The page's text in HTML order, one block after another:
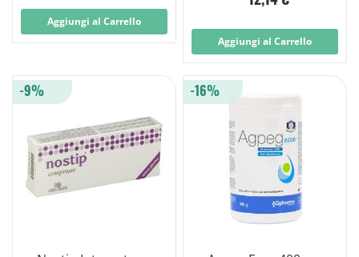
Aggiungi al Carrello
Aggiungi al Carrello
-9% -16%